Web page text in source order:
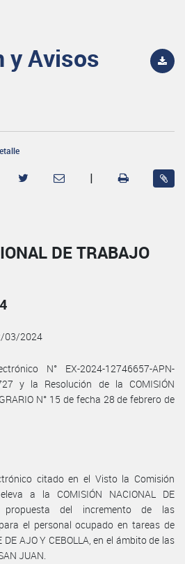
y Avisos
|
DE TRABAJO
03/2024
N° EX-2024-12746657-APN-
y la Resolución de la COMISIÓN
N° 15 de fecha 28 de febrero de
citado en el Visto la Comisión
a la COMISIÓN NACIONAL DE
propuesta del incremento de las
el personal ocupado en tareas de
DE AJO Y CEBOLLA, en el ámbito de las
JUAN.